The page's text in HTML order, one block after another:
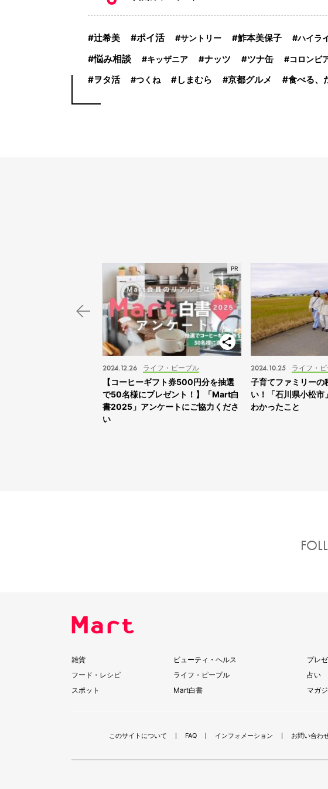
辻希美 ポイ活 サントリー 鮓本美保子 ハイラ
悩み相談
キッザニア ナッツ ツナ缶 コロンビ
ヲタ活 つくね しまむら 京都グルメ 食べる、
ライフ・ピープル
2024.12.26
【コーヒーギフト券500円分を抽選
で50名様にプレゼント！】「Mart白
書2025」アンケートにご協力くださ
い
ライフ・
2024.10.25
子育てファミリーの
い！「石川県小松市
わかったこと
雑貨
フード・レシピ
スポット
ビューティ・ヘルス
ライフ・ピープル
Mart白書
プレ
占い
マガ
このサイトについて FAQ インフォメーション お問い合わ